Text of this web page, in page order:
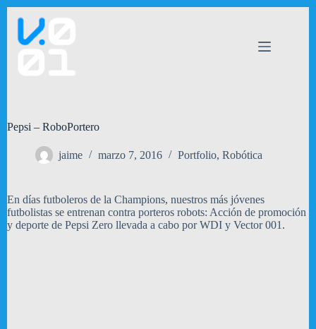
contenido
Pepsi – RoboPortero
jaime marzo 7, 2016 Portfolio, Robótica
En días futboleros de la Champions, nuestros más jóvenes
futbolistas se entrenan contra porteros robots: Acción de promoción
y deporte de Pepsi Zero llevada a cabo por WDI y Vector 001.